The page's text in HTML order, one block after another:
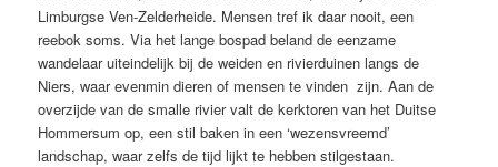
Limburgse Ven-Zelderheide. Mensen tref ik daar nooit, een
reebok soms. Via het lange bospad beland de eenzame
wandelaar uiteindelijk bij de weiden en rivierduinen langs de
Niers, waar evenmin dieren of mensen te vinden zijn. Aan de
overzijde van de smalle rivier valt de kerktoren van het Duitse
Hommersum op, een stil baken in een ‘wezensvreemd’
landschap, waar zelfs de tijd lijkt te hebben stilgestaan.